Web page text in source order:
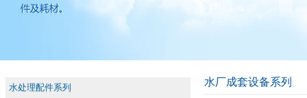
水处理配件系列
水厂成套设备系列